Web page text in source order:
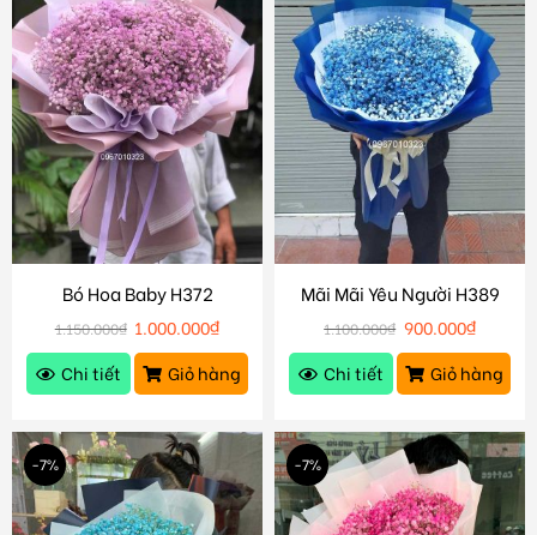
Bó Hoa Baby H372
1.150.000₫ 1.000.000₫
Chi tiết
Giỏ hàng
Mãi Mãi Yêu Người H389
1.100.000₫ 900.000₫
Chi tiết
Giỏ hàng
-7% -7%